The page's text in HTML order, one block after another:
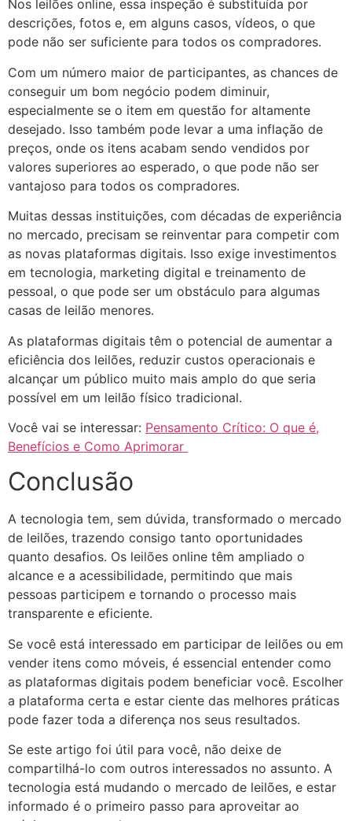
Nos leilões online, essa inspeção é substituída por
descrições, fotos e, em alguns casos, vídeos, o que
pode não ser suficiente para todos os compradores.
Com um número maior de participantes, as chances de
conseguir um bom negócio podem diminuir,
especialmente se o item em questão for altamente
desejado. Isso também pode levar a uma inflação de
preços, onde os itens acabam sendo vendidos por
valores superiores ao esperado, o que pode não ser
vantajoso para todos os compradores.
Muitas dessas instituições, com décadas de experiência
no mercado, precisam se reinventar para competir com
as novas plataformas digitais. Isso exige investimentos
em tecnologia, marketing digital e treinamento de
pessoal, o que pode ser um obstáculo para algumas
casas de leilão menores.
As plataformas digitais têm o potencial de aumentar a
eficiência dos leilões, reduzir custos operacionais e
alcançar um público muito mais amplo do que seria
possível em um leilão físico tradicional.
Você vai se interessar: Pensamento Crítico: O que é,
Benefícios e Como Aprimorar
Conclusão
A tecnologia tem, sem dúvida, transformado o mercado
de leilões, trazendo consigo tanto oportunidades
quanto desafios. Os leilões online têm ampliado o
alcance e a acessibilidade, permitindo que mais
pessoas participem e tornando o processo mais
transparente e eficiente.
Se você está interessado em participar de leilões ou em
vender itens como móveis, é essencial entender como
as plataformas digitais podem beneficiar você. Escolher
a plataforma certa e estar ciente das melhores práticas
pode fazer toda a diferença nos seus resultados.
Se este artigo foi útil para você, não deixe de
compartilhá-lo com outros interessados no assunto. A
tecnologia está mudando o mercado de leilões, e estar
informado é o primeiro passo para aproveitar ao